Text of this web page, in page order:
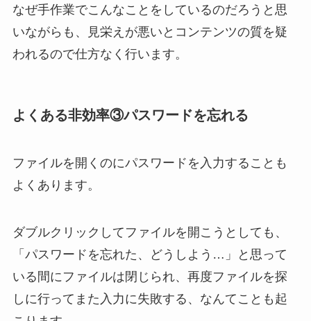
なぜ手作業でこんなことをしているのだろうと思
いながらも、見栄えが悪いとコンテンツの質を疑
われるので仕方なく行います。
よくある非効率③パスワードを忘れる
ファイルを開くのにパスワードを入力することも
よくあります。
ダブルクリックしてファイルを開こうとしても、
「パスワードを忘れた、どうしよう…」と思って
いる間にファイルは閉じられ、再度ファイルを探
しに行ってまた入力に失敗する、なんてことも起